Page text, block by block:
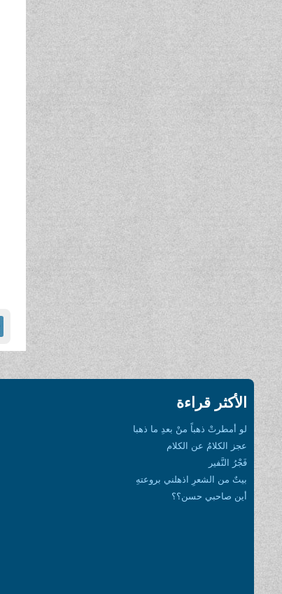
الأكثر قراءة
لو أمطرتْ ذهباً منْ بعدِ ما ذهبا
عجز الكلامُ عن الكلام
فَجْرُ النَّفير
بيتٌ من الشعرِ اذهلني بروعتهِ
أين صاحبي حسن؟؟